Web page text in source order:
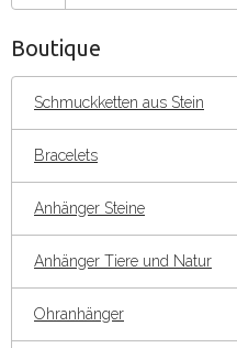
Boutique
Schmuckketten aus Stein
Bracelets
Anhänger Steine
Anhänger Tiere und Natur
Ohranhänger